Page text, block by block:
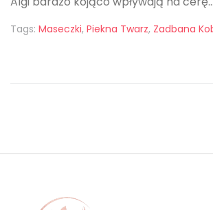
Tags: Maseczki, Piekna Twarz, Zadbana